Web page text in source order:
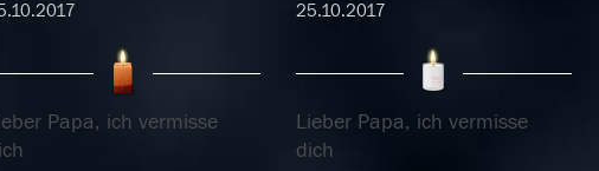
25.10.2017
Papa, ich vermisse
Lieber Papa, ich vermisse
dich